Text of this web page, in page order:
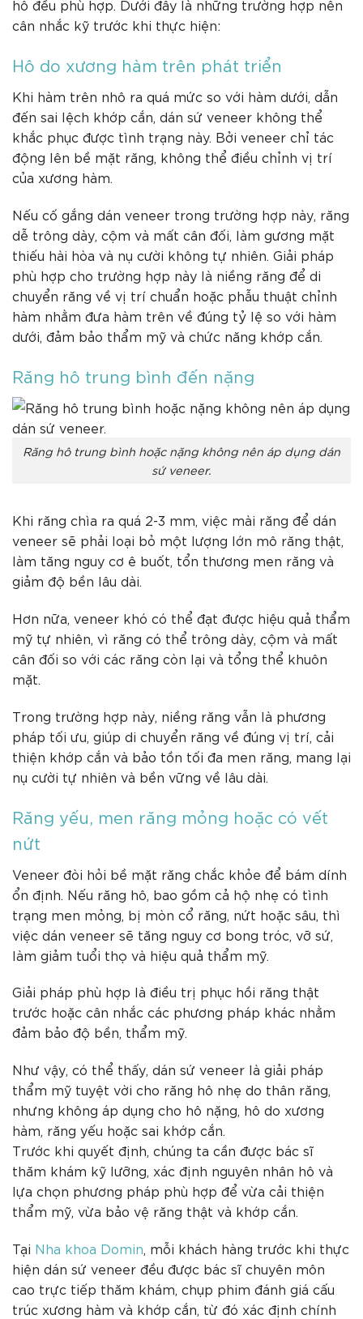
hô đều phù hợp. Dưới đây là những trường hợp nên
cân nhắc kỹ trước khi thực hiện:
Hô do xương hàm trên phát triển
Khi hàm trên nhô ra quá mức so với hàm dưới, dẫn
đến sai lệch khớp cắn, dán sứ veneer không thể
khắc phục được tình trạng này. Bởi veneer chỉ tác
động lên bề mặt răng, không thể điều chỉnh vị trí
của xương hàm.
Nếu cố gắng dán veneer trong trường hợp này, răng
dễ trông dày, cộm và mất cân đối, làm gương mặt
thiếu hài hòa và nụ cười không tự nhiên. Giải pháp
phù hợp cho trường hợp này là niềng răng để di
chuyển răng về vị trí chuẩn hoặc phẫu thuật chỉnh
hàm nhằm đưa hàm trên về đúng tỷ lệ so với hàm
dưới, đảm bảo thẩm mỹ và chức năng khớp cắn.
Răng hô trung bình đến nặng
Răng hô trung bình hoặc nặng không nên áp dụng dán
sứ veneer.
Khi răng chìa ra quá 2-3 mm, việc mài răng để dán
veneer sẽ phải loại bỏ một lượng lớn mô răng thật,
làm tăng nguy cơ ê buốt, tổn thương men răng và
giảm độ bền lâu dài.
Hơn nữa, veneer khó có thể đạt được hiệu quả thẩm
mỹ tự nhiên, vì răng có thể trông dày, cộm và mất
cân đối so với các răng còn lại và tổng thể khuôn
mặt.
Trong trường hợp này, niềng răng vẫn là phương
pháp tối ưu, giúp di chuyển răng về đúng vị trí, cải
thiện khớp cắn và bảo tồn tối đa men răng, mang lại
nụ cười tự nhiên và bền vững về lâu dài.
Răng yếu, men răng mỏng hoặc có vết
nứt
Veneer đòi hỏi bề mặt răng chắc khỏe để bám dính
ổn định. Nếu răng hô, bao gồm cả hộ nhẹ có tình
trạng men mỏng, bị mòn cổ răng, nứt hoặc sâu, thì
việc dán veneer sẽ tăng nguy cơ bong tróc, vỡ sứ,
làm giảm tuổi thọ và hiệu quả thẩm mỹ.
Giải pháp phù hợp là điều trị phục hồi răng thật
trước hoặc cân nhắc các phương pháp khác nhằm
đảm bảo độ bền, thẩm mỹ.
Như vậy, có thể thấy, dán sứ veneer là giải pháp
thẩm mỹ tuyệt vời cho răng hô nhẹ do thân răng,
nhưng không áp dụng cho hô nặng, hô do xương
hàm, răng yếu hoặc sai khớp cắn.
Trước khi quyết định, chúng ta cần được bác sĩ
thăm khám kỹ lưỡng, xác định nguyên nhân hô và
lựa chọn phương pháp phù hợp để vừa cải thiện
thẩm mỹ, vừa bảo vệ răng thật và khớp cắn.
Tại Nha khoa Domin , mỗi khách hàng trước khi thực
hiện dán sứ veneer đều được bác sĩ chuyên môn
cao trực tiếp thăm khám, chụp phim đánh giá cấu
trúc xương hàm và khớp cắn, từ đó xác định chính